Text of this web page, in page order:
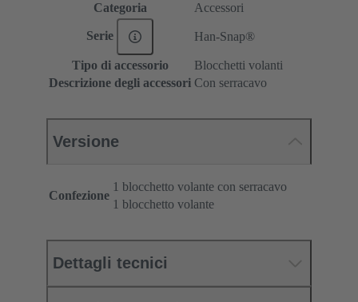
Categoria Accessori
Serie Han-Snap®
Tipo di accessorio
Blocchetti volanti
Descrizione degli accessori Con serracavo
Versione
Confezione
1 blocchetto volante con serracavo
1 blocchetto volante
Dettagli tecnici